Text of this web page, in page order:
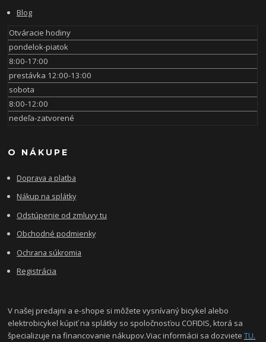
Blog
Otváracie hodiny
pondelok-piatok
8:00-17:00
prestávka 12:00-13:00
sobota
8:00-12:00
nedeľa-zatvorené
O NÁKUPE
Doprava a platba
Nákup na splátky
Odstúpenie od zmluvy tu
Obchodné podmienky
Ochrana súkromia
Registrácia
V našej predajni a e-shope si môžete vysnívaný bicykel alebo
elektrobicykel kúpiť na splátky so spoločnosťou COFIDIS, ktorá sa
špecializuje na financovanie nákupov.Viac informácii sa dozvieteTU.